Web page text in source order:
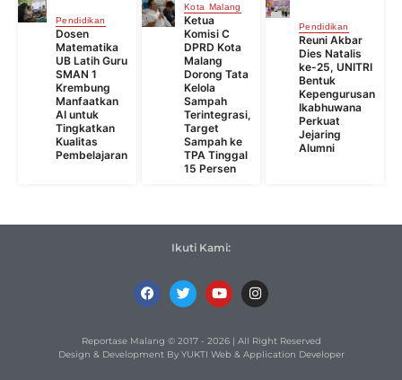
Pendidikan
Dosen
Matematika
UB Latih Guru
SMAN 1
Krembung
Manfaatkan
AI untuk
Tingkatkan
Kualitas
Pembelajaran
Kota Malang
Ketua
Komisi C
DPRD Kota
Malang
Dorong Tata
Kelola
Sampah
Terintegrasi,
Target
Sampah ke
TPA Tinggal
15 Persen
Pendidikan
Reuni Akbar
Dies Natalis
ke-25, UNITRI
Bentuk
Kepengurusan
Ikabhuwana
Perkuat
Jejaring
Alumni
Ikuti Kami:
Reportase Malang © 2017 - 2026 | All Right Reserved
Design & Development By YUKTI Web & Application Developer